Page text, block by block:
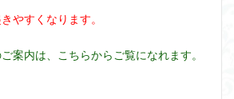
やすくなります。
案内は、こちらからご覧になれます。